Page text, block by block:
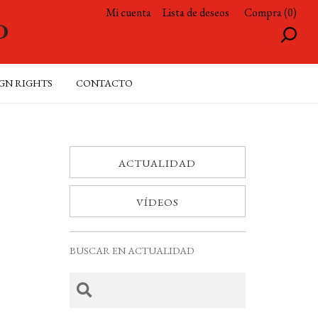
Mi cuenta Lista de deseos Compra (0)
RIGHTS CONTACTO
ACTUALIDAD
VÍDEOS
BUSCAR EN ACTUALIDAD